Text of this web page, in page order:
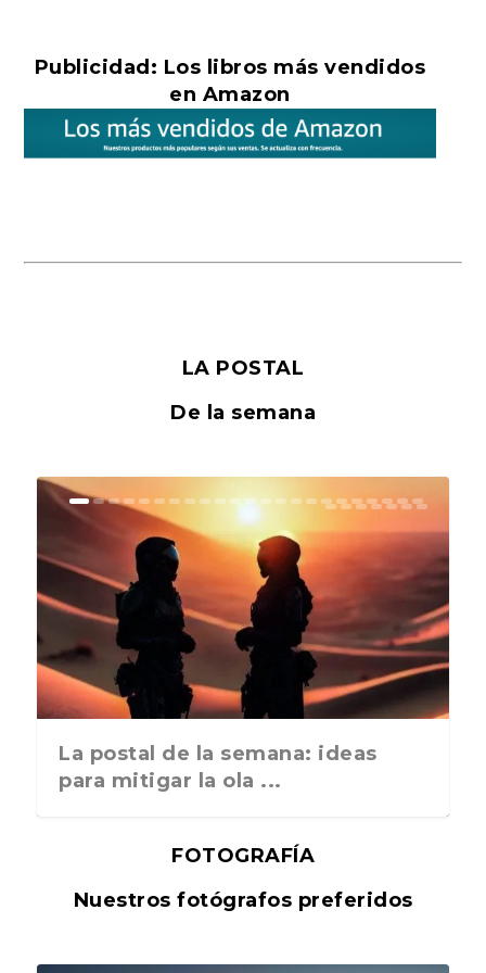
Publicidad: Los libros más vendidos
en Amazon
LA POSTAL
De la semana
La postal de la semana: ideas
para mitigar la ola ...
FOTOGRAFÍA
Nuestros fotógrafos preferidos